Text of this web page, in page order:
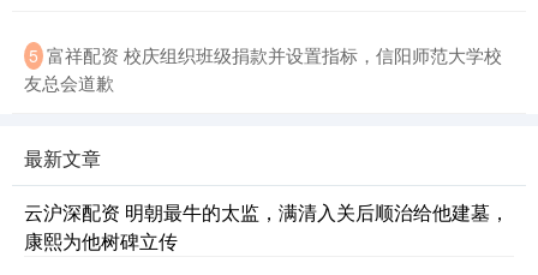
5 富祥配资 校庆组织班级捐款并设置指标，信阳师范大学校
友总会道歉
最新文章
云沪深配资 明朝最牛的太监，满清入关后顺治给他建墓，
康熙为他树碑立传